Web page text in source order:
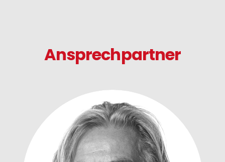
Ansprechpartner